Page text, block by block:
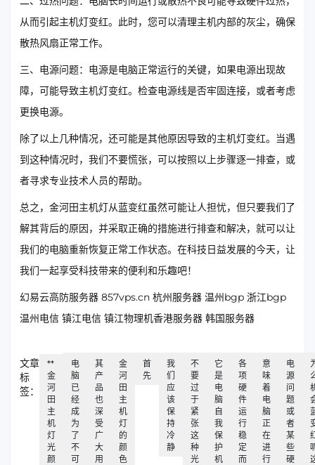
从而引起主机灯变红。此时，您可以清理主机内部的灰尘，确保
散热风扇正常工作。
三、电源问题：电源是电脑正常运行的关键，如果电源出现故
障，可能导致主机灯变红。检查电源线是否牢固连接，或者考虑
更换电源。
除了以上几种情况，还可能是其他原因导致的主机灯变红。当遇
到这种情况时，我们不要慌张，可以按照以上步骤逐一排查，或
者寻求专业技术人员的帮助。
总之，金河田主机灯从蓝变红虽然可能让人担忧，但只要我们了
解其背后的原因，并采取正确的措施进行排查和解决，就可以让
我们的电脑重新恢复正常工作状态。在科技日益发展的今天，让
我们一起享受科技带来的便利和乐趣吧！
幻易云高防服务器 857vps.cn 杭州服务器 温州bgp 浙江bgp
温州电信 镇江电信 镇江物理机香港服务器 韩国服务器
文章
标
签：
**
金
河
田
主
机
灯
光
颜
电
脑
已
经
成
为
了
不
可
其
产
品
也
深
受
广
大
用
金
河
田
主
机
灯
的
颜
色
首
先
我
们
应
该
保
持
冷
静
不
要
过
于
紧
张
这
种
光
它
是
电
脑
自
我
保
护
机
各
项
硬
件
运
行
稳
定
而
意
味
着
电
脑
正
在
进
行
电
源
问
题
或
者
某
些
硬